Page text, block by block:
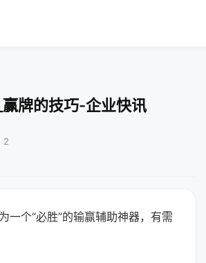
牌的技巧-企业快讯
2
一个“必胜”的输赢辅助神器，有需